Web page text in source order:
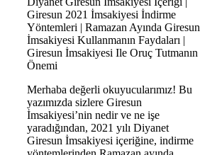
Giresun 2021 İmsakiyesi İndirme
Yöntemleri | Ramazan Ayında Giresun
İmsakiyesi Kullanmanın Faydaları |
Giresun İmsakiyesi Ile Oruç Tutmanın
Önemi
Merhaba değerli okuyucularımız! Bu
yazımızda sizlere Giresun
İmsakiyesi’nin nedir ve ne işe
yaradığından, 2021 yılı Diyanet
Giresun İmsakiyesi içeriğine, indirme